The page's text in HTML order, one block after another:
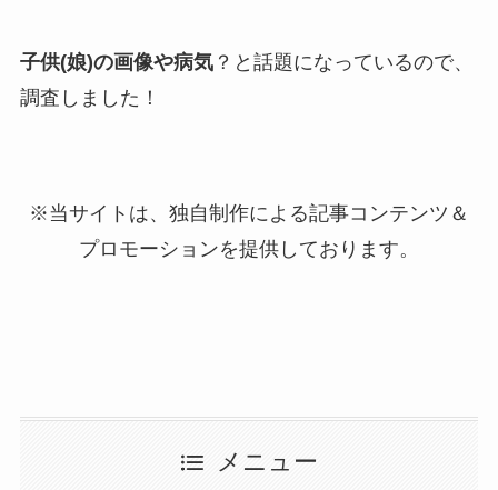
子供(娘)の画像や病気？と話題になっているので、
調査しました！
※当サイトは、独自制作による記事コンテンツ＆
プロモーションを提供しております。
メニュー